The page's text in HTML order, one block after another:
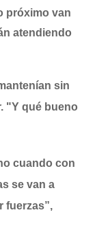
próximo van
atendiendo
sin
"Y qué bueno
cuando con
se van a
fuerzas”,